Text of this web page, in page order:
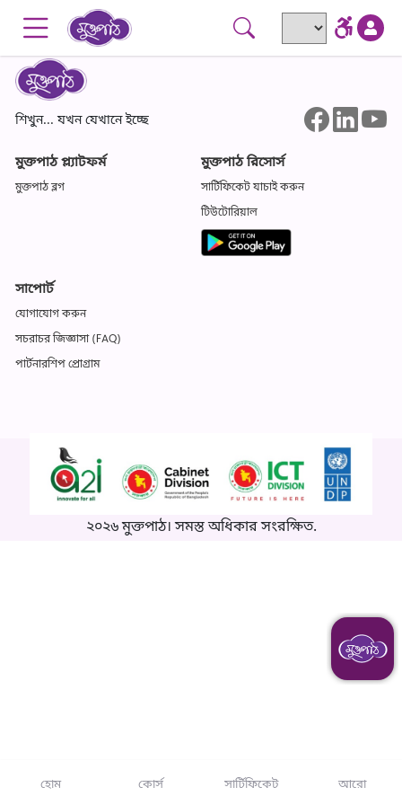
Skip to main content Go to accessibility menu
শিখুন... যখন যেখানে ইচ্ছে
মুক্তপাঠ প্ল্যাটফর্ম
মুক্তপাঠ ব্লগ
মুক্তপাঠ রিসোর্স
সার্টিফিকেট যাচাই করুন
টিউটোরিয়াল
সাপোর্ট
যোগাযোগ করুন
সচরাচর জিজ্ঞাসা (FAQ)
পার্টনারশিপ প্রোগ্রাম
২০২৬ মুক্তপাঠ। সমস্ত অধিকার সংরক্ষিত.
হোম কোর্স সার্টিফিকেট আরো